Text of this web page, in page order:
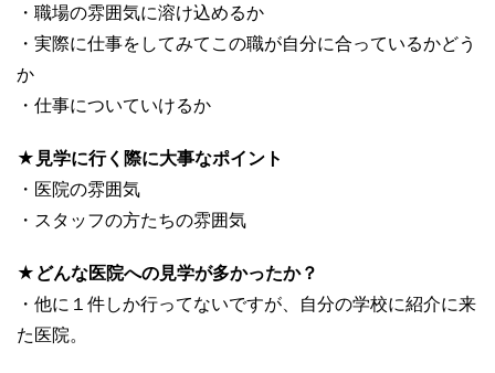
・職場の雰囲気に溶け込めるか
・実際に仕事をしてみてこの職が自分に合っているかどう
か
・仕事についていけるか
★見学に行く際に大事なポイント
・医院の雰囲気
・スタッフの方たちの雰囲気
★どんな医院への見学が多かったか？
・他に１件しか行ってないですが、自分の学校に紹介に来
た医院。